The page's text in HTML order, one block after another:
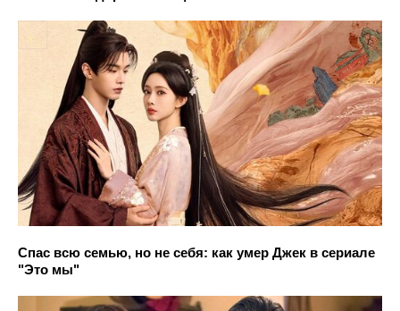
Спас всю семью, но не себя: как умер Джек в сериале
"Это мы"